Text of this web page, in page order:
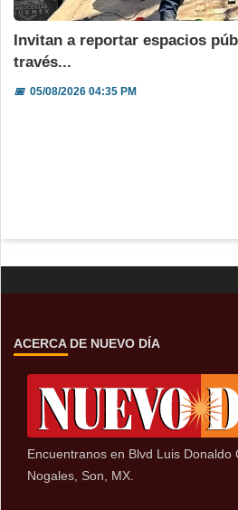
Invitan a reportar espacios
través...
📅05/08/2026 04:35 PM
ACERCA DE NUEVO DÍA
Encuentranos en Blvd Luis Donaldo
Nogales, Son, MX.